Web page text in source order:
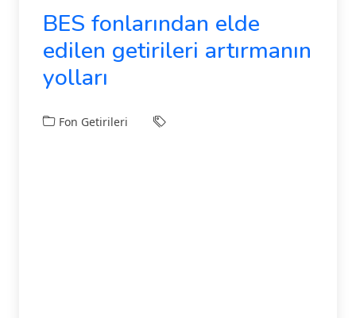
BES fonlarından elde
edilen getirileri artırmanın
yolları
Fon Getirileri